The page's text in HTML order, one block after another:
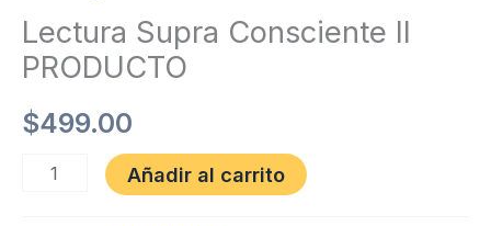
Lectura Supra Consciente II
PRODUCTO
$499.00
Añadir al carrito